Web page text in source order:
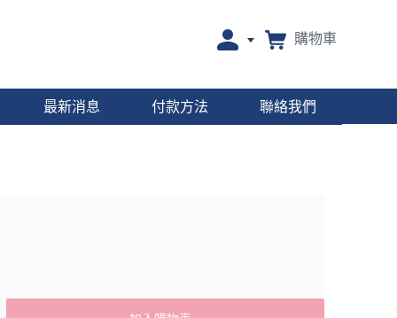
購物車
最新消息 付款方法 聯絡我們